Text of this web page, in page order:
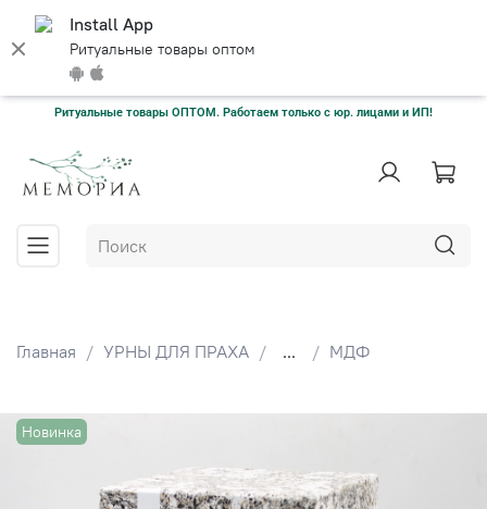
Install App
Ритуальные товары оптом
Ритуальные товары ОПТОМ. Работаем только с юр. лицами и ИП!
Главная УРНЫ ДЛЯ ПРАХА ... МДФ
Новинка